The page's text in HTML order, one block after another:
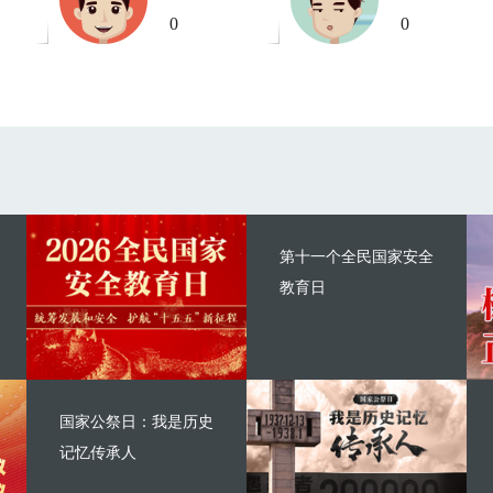
0 0
第十一个全民国家安全
教育日
国家公祭日：我是历史
记忆传承人